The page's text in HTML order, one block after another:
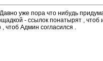
уже пора что нибудь
- ссылок понатырят ,
чтоб Админ согласился .